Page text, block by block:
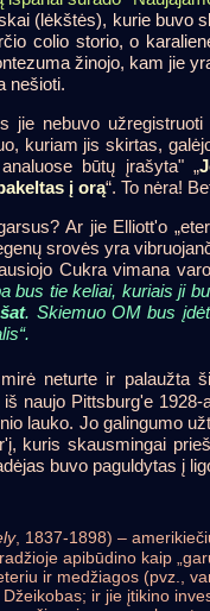
(lėkštės), kurie buvo
colio storio, o
žinojo, kam jie
nešioti.
jie nebuvo
kuriam jis skirtas,
būtų įrašyta" „
į orą“. To nėra!
Ar jie Elliott'o
srovės yra
Cukra vimana
bus tie keliai, kuriais ji
. Skiemuo OM bus
neturte ir palaužta
naujo Pittsburg'e
lauko. Jo galingumo
kuris skausmingai
buvo paguldytas į
, 1837-1898) –
apibūdino kaip
ir medžiagos (pvz.,
ir jie įtikino